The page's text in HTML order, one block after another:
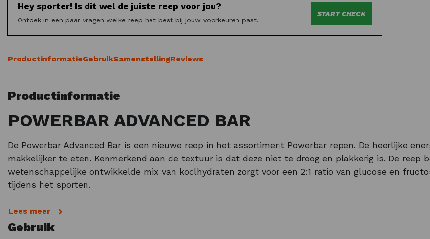
Hey sporter! Is dit wel de juiste reep voor jou?
Ontdek in een paar vragen welke reep het best bij jouw voorkeuren past.
START CHECK
ProductinformatieGebruikSamenstellingReviews
Productinformatie
POWERBAR ADVANCED BAR
De Powerbar Advanced Bar is een nieuwe reep in het assortiment Powerbar repen. De heerlijke
makkelijker te eten. Kenmerkend aan de textuur is dat deze niet te droog en plakkerig is. De reep
wetenschappelijke ontwikkelde mix van koolhydraten zorgt voor een 2:1 ratio van glucose en
tijdens het sporten.
POWERBAR REPEN
Verder zijn aan de repen natrium en magnesium toegevoegd. Natrium is belangrijk om de verloren
Lees meer
Gebruik